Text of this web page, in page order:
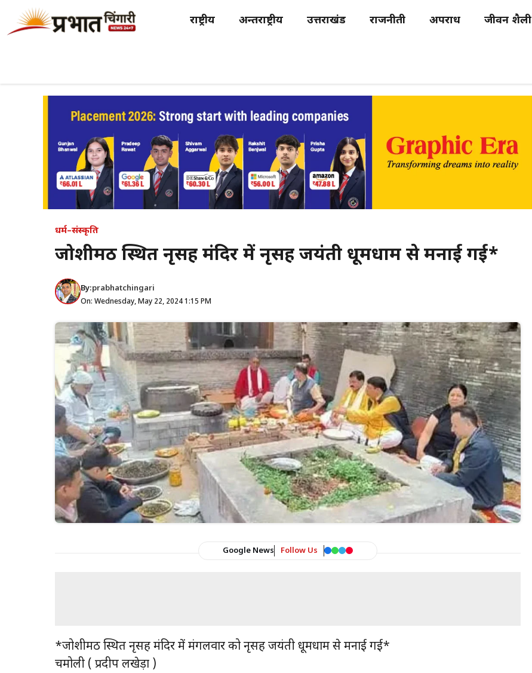
राष्ट्रीय अन्तर्राष्ट्रीय उत्तराखंड राजनीती अपराध जीवन शैली
धर्म–संस्कृति
जोशीमठ स्थित नृसिंह मंदिर में नृसिंह जयंती धूमधाम से मनाई गई*
By:prabhatchingari
On: Wednesday, May 22, 2024 1:15 PM
Google News Follow Us
*जोशीमठ स्थित नृसिंह मंदिर में मंगलवार को नृसिंह जयंती धूमधाम से मनाई गई*
चमोली ( प्रदीप लखेड़ा )